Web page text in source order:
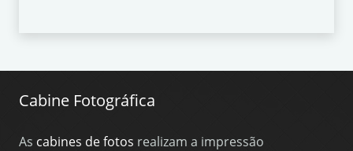
Cabine Fotográfica
As cabines de fotos realizam a impressão